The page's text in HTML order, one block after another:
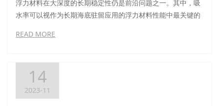
浮力材料在大深度的长期稳定性仍是前沿问题之一。其中，吸
水率可以视作为长期海底驻留应用的浮力材料性能中最关键的
READ MORE
14
2023-11